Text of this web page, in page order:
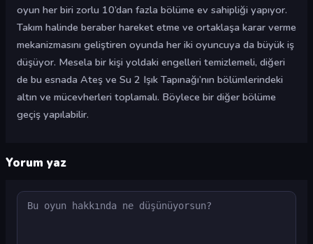
oyun her biri zorlu 10’dan fazla bölüme ev sahipliği yapıyor.
Takım halinde beraber hareket etme ve ortaklaşa karar verme
mekanizmasını geliştiren oyunda her iki oyuncuya da büyük iş
düşüyor. Mesela bir kişi yoldaki engelleri temizlemeli, diğeri
de bu esnada Ateş ve Su 2 Işık Tapınağı’nın bölümlerindeki
altın ve mücevherleri toplamalı. Böylece bir diğer bölüme
geçiş yapılabilir.
Yorum yaz
Yorum